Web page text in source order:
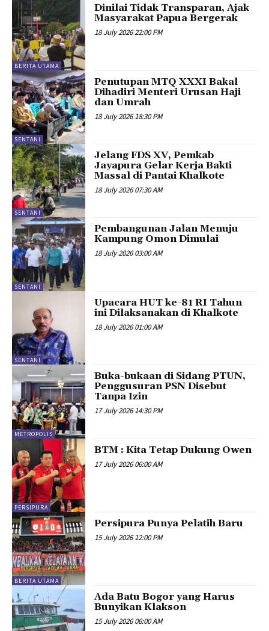
BERITA UTAMA
Dinilai Tidak Transparan, Ajak
Masyarakat Papua Bergerak
18 July 2026 22:00 PM
SENTANI
Penutupan MTQ XXXI Bakal
Dihadiri Menteri Urusan Haji
dan Umrah
18 July 2026 18:30 PM
SENTANI
Jelang FDS XV, Pemkab
Jayapura Gelar Kerja Bakti
Massal di Pantai Khalkote
18 July 2026 07:30 AM
SENTANI
Pembangunan Jalan Menuju
Kampung Omon Dimulai
18 July 2026 03:00 AM
SENTANI
Upacara HUT ke-81 RI Tahun
ini Dilaksanakan di Khalkote
18 July 2026 01:00 AM
METROPOLIS
Buka-bukaan di Sidang PTUN,
Penggusuran PSN Disebut
Tanpa Izin
17 July 2026 14:30 PM
PERSIPURA
BTM : Kita Tetap Dukung Owen
17 July 2026 06:00 AM
BERITA UTAMA
Persipura Punya Pelatih Baru
15 July 2026 12:00 PM
Ada Batu Bogor yang Harus
Bunyikan Klakson
15 July 2026 06:00 AM